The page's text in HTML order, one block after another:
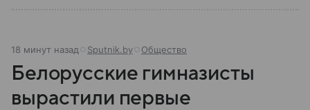
18 минут назад Sputnik.by Общество
Белорусские гимназисты
вырастили первые